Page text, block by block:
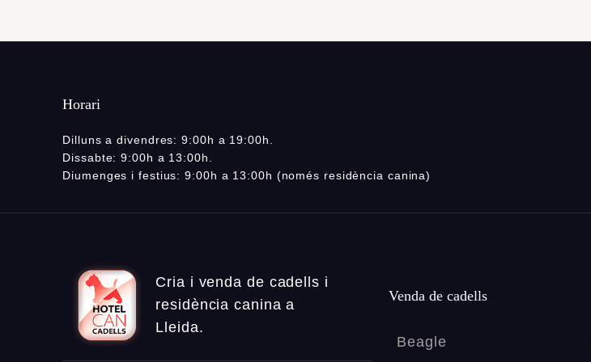
Horari
Dilluns a divendres: 9:00h a 19:00h.
Dissabte: 9:00h a 13:00h.
Diumenges i festius: 9:00h a 13:00h (només residència canina)
Cria i venda de cadells i
residència canina a
Lleida.
Venda de cadells
Beagle